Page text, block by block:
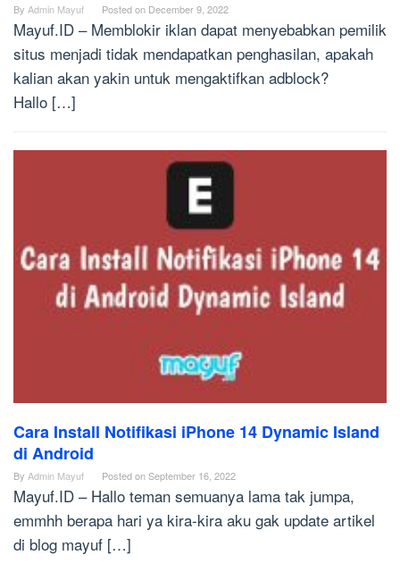
By Admin Mayuf Posted on December 9, 2022
Mayuf.ID – Memblokir iklan dapat menyebabkan pemilik
situs menjadi tidak mendapatkan penghasilan, apakah
kalian akan yakin untuk mengaktifkan adblock?
Hallo […]
Cara Install Notifikasi iPhone 14 Dynamic Island
di Android
By Admin Mayuf Posted onSeptember 16, 2022
Mayuf.ID – Hallo teman semuanya lama tak jumpa,
emmhh berapa hari ya kira-kira aku gak update artikel
di blog mayuf […]